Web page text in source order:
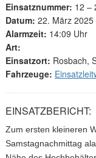
Einsatznummer: 12 –
Datum: 22. März 2025
Alarmzeit: 14:09 Uhr
Art:
Einsatzort: Rosbach,
Fahrzeuge:
EINSATZBERICHT:
Zum ersten kleineren
Samstagnachmittag